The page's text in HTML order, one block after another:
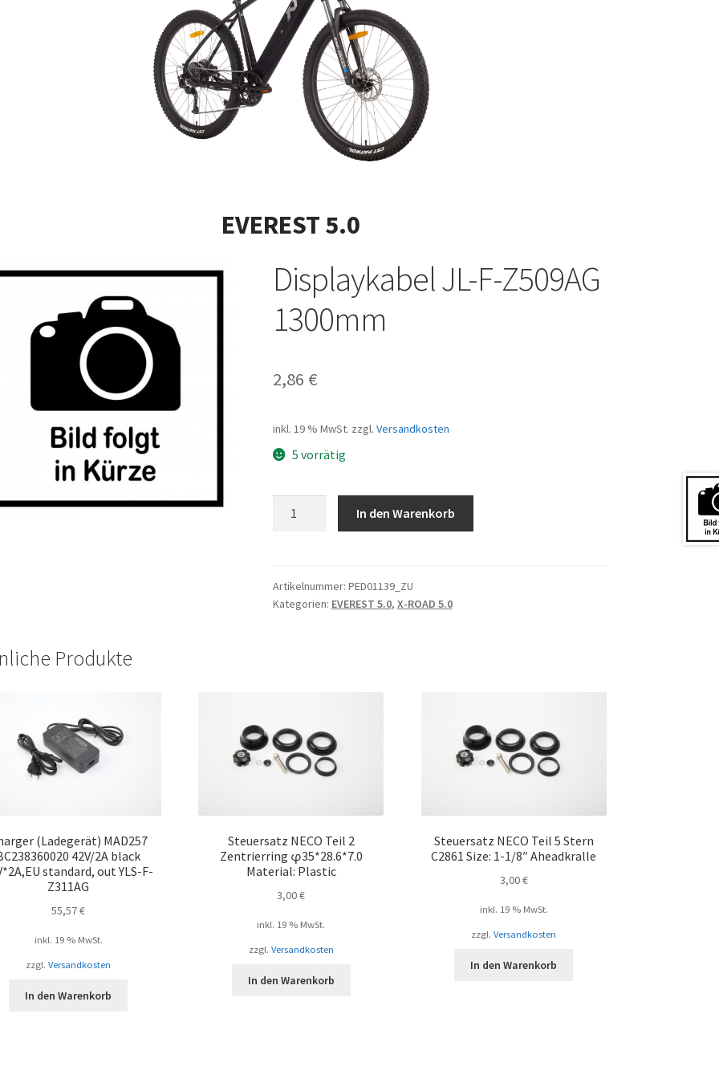
EVEREST 5.0
Displaykabel JL-F-Z509AG
1300mm
2,86 €
inkl. 19 % MwSt. zzgl. Versandkosten
5 vorrätig
1300mm
Menge
In den Warenkorb
Artikelnummer: PED01139_ZU
Kategorien: EVEREST 5.0, X-ROAD 5.0
Produkte
(Ladegerät) MAD257
42V/2A black
standard, out YLS-F-
Z311AG
55,57€
inkl. 19 % MwSt.
zzgl.Versandkosten
In den Warenkorb
Steuersatz NECO Teil 2
Zentrierring φ35*28.6*7.0
Material: Plastic
3,00€
inkl. 19 % MwSt.
zzgl. Versandkosten
In den Warenkorb
Steuersatz NECO Teil 5 Stern
C2861 Size: 1-1/8″ Aheadkralle
3,00€
inkl. 19 % MwSt.
zzgl.Versandkosten
In den Warenkorb